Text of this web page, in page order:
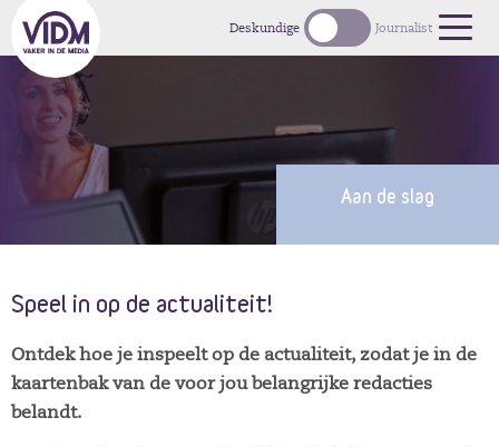
Deskundige Journalist
Aan de slag
Speel in op de actualiteit!
Ontdek hoe je inspeelt op de actualiteit, zodat je in de
kaartenbak van de voor jou belangrijke redacties
belandt.